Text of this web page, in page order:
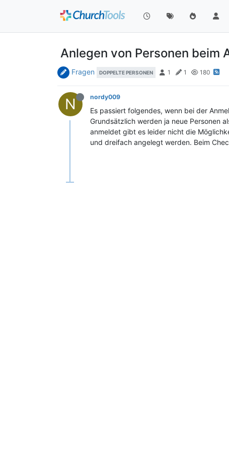
Anlegen von Personen beim
Fragen DOPPELTE PERSONEN 1 1 180
N nordy009
Es passiert folgendes, wenn bei der
Grundsätzlich werden ja neue Personen
anmeldet gibt es leider nicht die
und dreifach angelegt werden. Beim